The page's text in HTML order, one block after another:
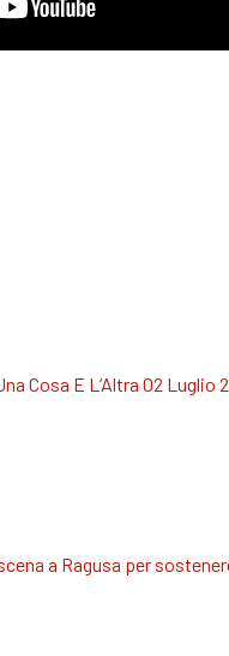
Cosa E L’Altra 02 Luglio
a Ragusa per